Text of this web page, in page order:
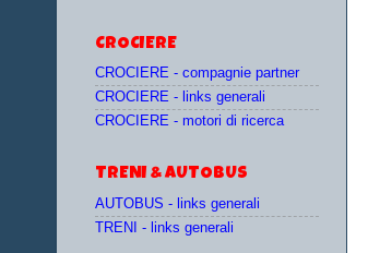
CROCIERE
CROCIERE - compagnie partner
CROCIERE - links generali
CROCIERE - motori di ricerca
TRENI & AUTOBUS
AUTOBUS - links generali
TRENI - links generali